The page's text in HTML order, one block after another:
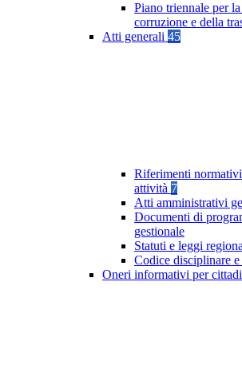
Piano triennale per
corruzione e della
Atti generali 45
Riferimenti
attività 7
Atti amministrativi
Documenti di
gestionale
Statuti e leggi
Codice disciplinare
Oneri informativi per